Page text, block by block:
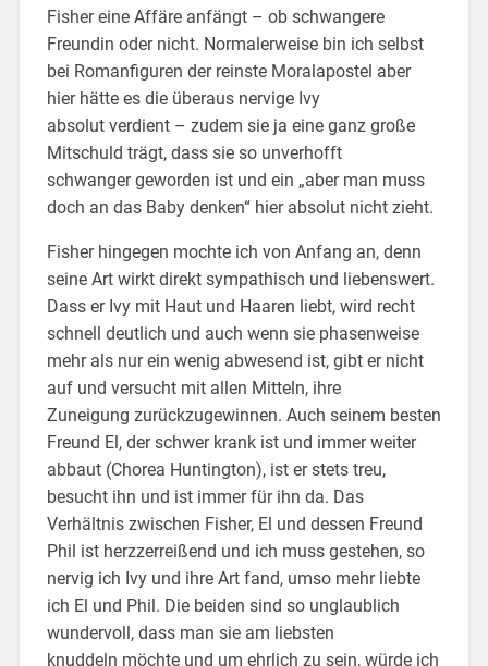
Fisher eine Affäre anfängt – ob schwangere
Freundin oder nicht. Normalerweise bin ich selbst
bei Romanfiguren der reinste Moralapostel aber
hier hätte es die überaus nervige Ivy
absolut verdient – zudem sie ja eine ganz große
Mitschuld trägt, dass sie so unverhofft
schwanger geworden ist und ein „aber man muss
doch an das Baby denken“ hier absolut nicht zieht.
Fisher hingegen mochte ich von Anfang an, denn
seine Art wirkt direkt sympathisch und liebenswert.
Dass er Ivy mit Haut und Haaren liebt, wird recht
schnell deutlich und auch wenn sie phasenweise
mehr als nur ein wenig abwesend ist, gibt er nicht
auf und versucht mit allen Mitteln, ihre
Zuneigung zurückzugewinnen. Auch seinem besten
Freund El, der schwer krank ist und immer weiter
abbaut (Chorea Huntington), ist er stets treu,
besucht ihn und ist immer für ihn da. Das
Verhältnis zwischen Fisher, El und dessen Freund
Phil ist herzzerreißend und ich muss gestehen, so
nervig ich Ivy und ihre Art fand, umso mehr liebte
ich El und Phil. Die beiden sind so unglaublich
wundervoll, dass man sie am liebsten
knuddeln möchte und um ehrlich zu sein, würde ich